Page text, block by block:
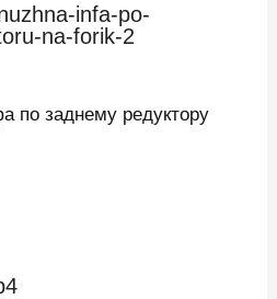
infa-po-
na-forik-2
по заднему редуктору